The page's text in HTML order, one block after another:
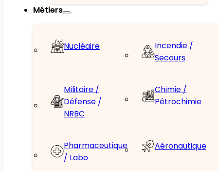
Métiers
Nucléaire
Incendie /
Secours
Militaire /
Défense /
NRBC
Chimie /
Pétrochimie
Pharmaceutique
/ Labo
Aéronautique